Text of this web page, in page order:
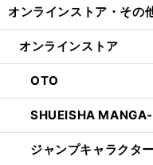
オンラインストア・ その
オンラインストア
OTO
SHUEISHA
ジャンプキャラクタ